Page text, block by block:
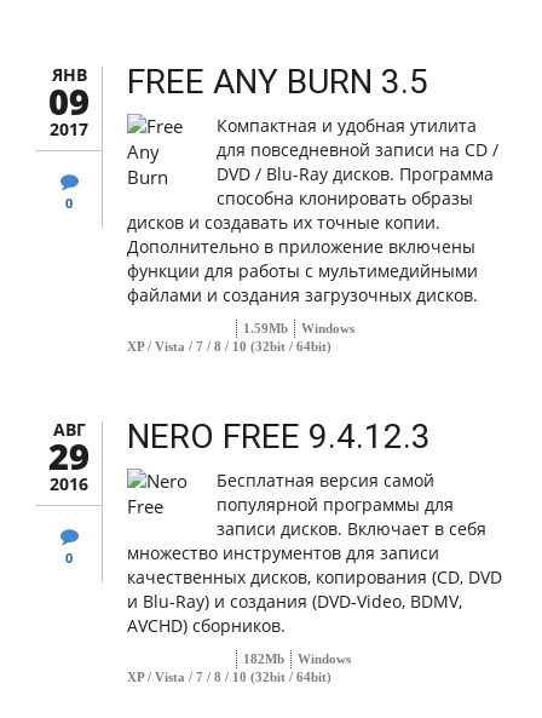
ЯНВ
09
2017
0
FREE ANY BURN 3.5
Компактная и удобная утилита
для повседневной записи на CD /
DVD / Blu-Ray дисков. Программа
способна клонировать образы
дисков и создавать их точные копии.
Дополнительно в приложение включены
функции для работы с мультимедийными
файлами и создания загрузочных дисков.
1.59Mb
Windows
XP / Vista / 7 / 8 / 10 (32bit / 64bit)
АВГ
29
2016
0
NERO FREE 9.4.12.3
Бесплатная версия самой
популярной программы для
записи дисков. Включает в себя
множество инструментов для записи
качественных дисков, копирования (CD, DVD
и Blu-Ray) и создания (DVD-Video, BDMV,
AVCHD) сборников.
182Mb
Windows
XP / Vista / 7 / 8 / 10 (32bit / 64bit)